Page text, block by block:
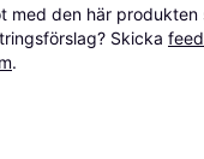
med den här produkten
Skicka
.